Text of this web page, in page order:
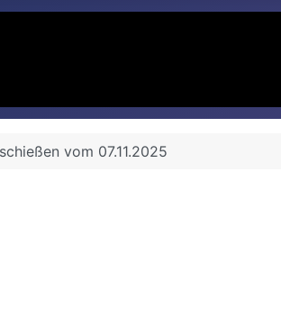
vom 07.11.2025